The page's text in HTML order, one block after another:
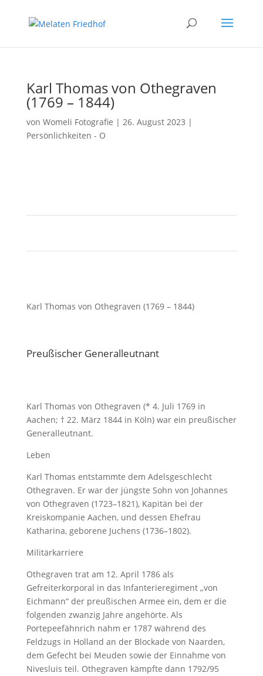
Karl Thomas von Othegraven
(1769 – 1844)
von Womeli Fotografie | 26. August 2023 |
Persönlichkeiten - O
Karl Thomas von Othegraven (1769 – 1844)
Preußischer Generalleutnant
Karl Thomas von Othegraven (* 4. Juli 1769 in
Aachen; † 22. März 1844 in Köln) war ein preußischer
Generalleutnant.
Leben
Karl Thomas entstammte dem Adelsgeschlecht
Othegraven. Er war der jüngste Sohn von Johannes
von Othegraven (1723–1821), Kapitän bei der
Kreiskompanie Aachen, und dessen Ehefrau
Katharina, geborene Juchens (1736–1802).
Militärkarriere
Othegraven trat am 12. April 1786 als
Gefreiterkorporal in das Infanterieregiment „von
Eichmann“ der preußischen Armee ein, dem er die
folgenden zwanzig Jahre angehörte. Als
Portepeefähnrich nahm er 1787 während des
Feldzugs in Holland an der Blockade von Naarden,
dem Gefecht bei Meuden sowie der Einnahme von
Nivesluis teil. Othegraven kämpfte dann 1792/95